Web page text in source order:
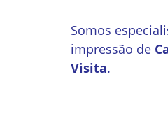
Somos
impressão de
Visita.